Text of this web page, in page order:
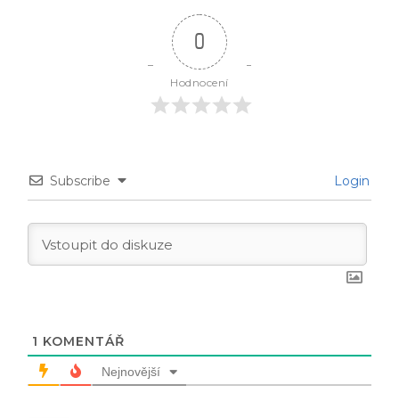
0
Hodnocení
Subscribe Login
1 KOMENTÁŘ
Nejnovější